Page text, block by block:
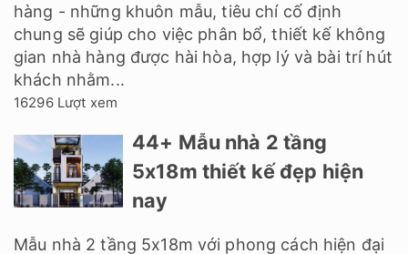
hàng - những khuôn mẫu, tiêu chí cố định
chung sẽ giúp cho việc phân bổ, thiết kế không
gian nhà hàng được hài hòa, hợp lý và bài trí hút
khách nhằm...
16296 Lượt xem
44+ Mẫu nhà 2 tầng
5x18m thiết kế đẹp hiện
nay
Mẫu nhà 2 tầng 5x18m với phong cách hiện đại